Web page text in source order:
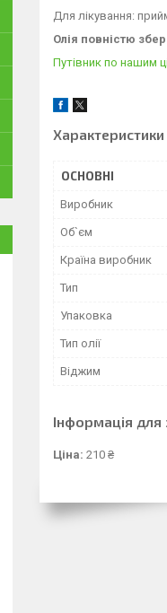
Для лікування:
Олія повністю
Путівник по нашим
Характеристики
ОСНОВНІ
Виробник
Об`єм
Країна виробник
Тип
Упаковка
Тип олії
Віджим
Інформація
Ціна: 210 ₴